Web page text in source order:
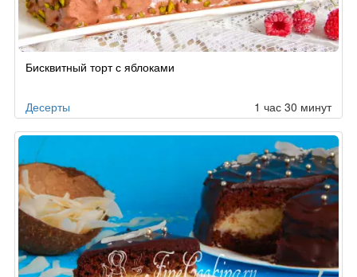
Бисквитный торт с яблоками
Десерты 1 час 30 минут